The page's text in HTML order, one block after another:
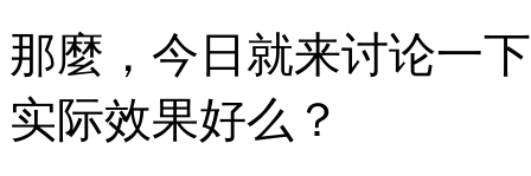
那麼，今日就来讨论一
实际效果好么？